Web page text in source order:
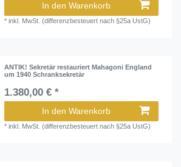
In den Warenkorb
*inkl. MwSt. (differenzbesteuert nach §25a UstG)
ANTIK! Sekretär restauriert Mahagoni England
um 1940 Schranksekretär
1.380,00 € *
In den Warenkorb
*inkl. MwSt. (differenzbesteuert nach §25a UstG)